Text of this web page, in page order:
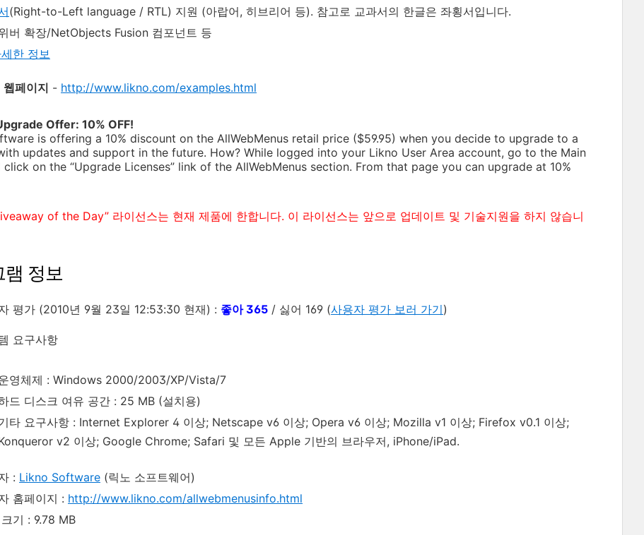
(Right-to-Left language / RTL) 지원 (아랍어, 히브리어 등). 참고로 교과서의 한글은 좌횡서입니다.
버 확장/NetObjects Fusion 컴포넌트 등
한 정보
웹페이지 - http://www.likno.com/examples.html
Offer: 10% OFF!
is offering a 10% discount on the AllWebMenus retail price ($59.95) when you decide to upgrade to a
updates and support in the future. How? While logged into your Likno User Area account, go to the Main
click on the “Upgrade Licenses” link of the AllWebMenus section. From that page you can upgrade at 10%
of the Day” 라이선스는 현재 제품에 한합니다. 이 라이선스는 앞으로 업데이트 및 기술지원을 하지 않습니
램 정보
평가 (2010년 9월 23일 12:53:30 현재) : 좋아 365 / 싫어 169 (사용자 평가 보러 가기)
요구사항
영체제 : Windows 2000/2003/XP/Vista/7
드 디스크 여유 공간 : 25 MB (설치용)
타 요구사항 : Internet Explorer 4 이상; Netscape v6 이상; Opera v6 이상; Mozilla v1 이상; Firefox v0.1 이상;
v2 이상; Google Chrome; Safari 및 모든 Apple 기반의 브라우저, iPhone/iPad.
: Likno Software (릭노 소프트웨어)
홈페이지 : http://www.likno.com/allwebmenusinfo.html
기 : 9.78 MB